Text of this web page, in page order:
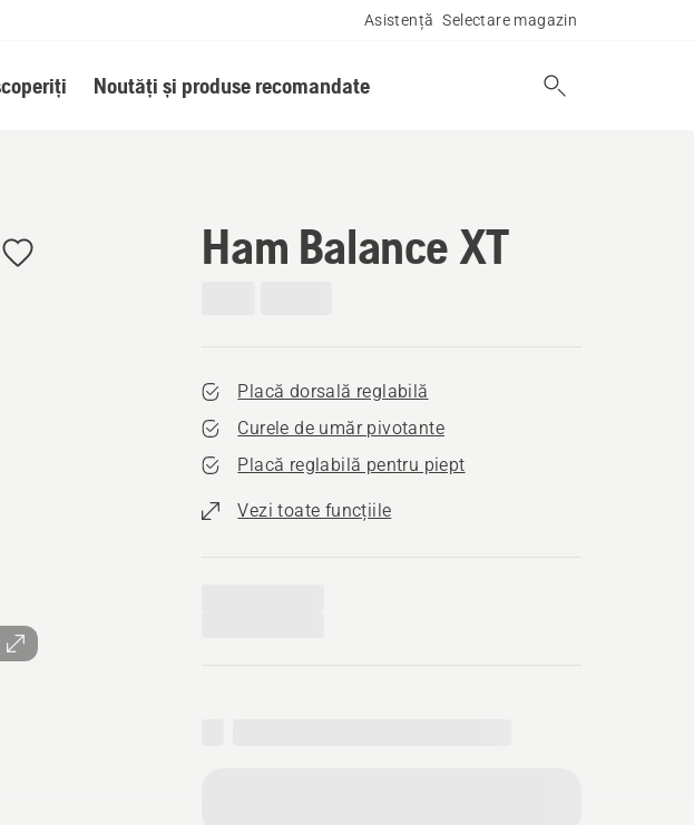
Asistență Selectare magazin
Noutăți și produse recomandate
Ham Balance XT
Placă dorsală reglabilă
Curele de umăr pivotante
Placă reglabilă pentru piept
Vezi toate funcțiile